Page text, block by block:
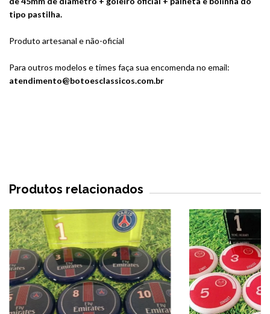
tipo pastilha.
Produto artesanal e não-oficial
Para outros modelos e times faça sua encomenda no email:
atendimento@botoesclassicos.com.br
Produtos relacionados